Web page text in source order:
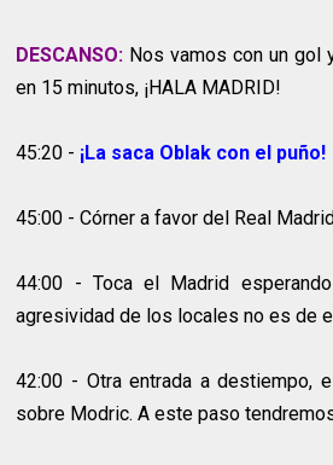
DESCANSO: Nos vamos con un gol
en 15 minutos, ¡HALA MADRID!
45:20 - ¡La saca Oblak con el puño!
45:00 - Córner a favor del Real
44:00 - Toca el Madrid
agresividad de los locales no es de
42:00 - Otra entrada a destiempo,
sobre Modric. A este paso